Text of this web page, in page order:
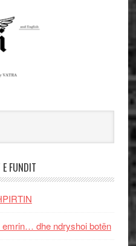
FUNDIT
dhe ndryshoi botën